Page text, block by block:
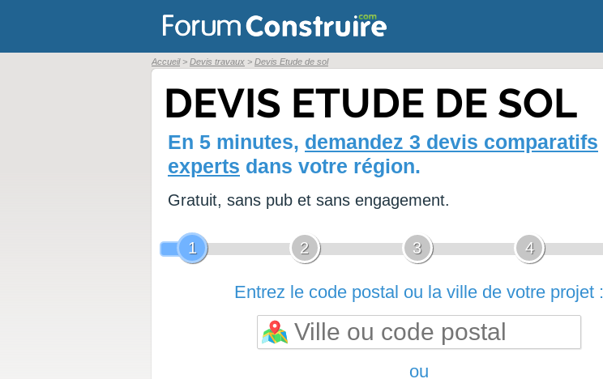
Accueil Devis travaux Devis Etude de sol
DEVIS ETUDE DE SOL
En 5 minutes, demandez 3 devis comparatifs
experts dans votre région.
Gratuit, sans pub et sans engagement.
1 2 3 4
Entrez le code postal ou la ville de votre projet :
ou